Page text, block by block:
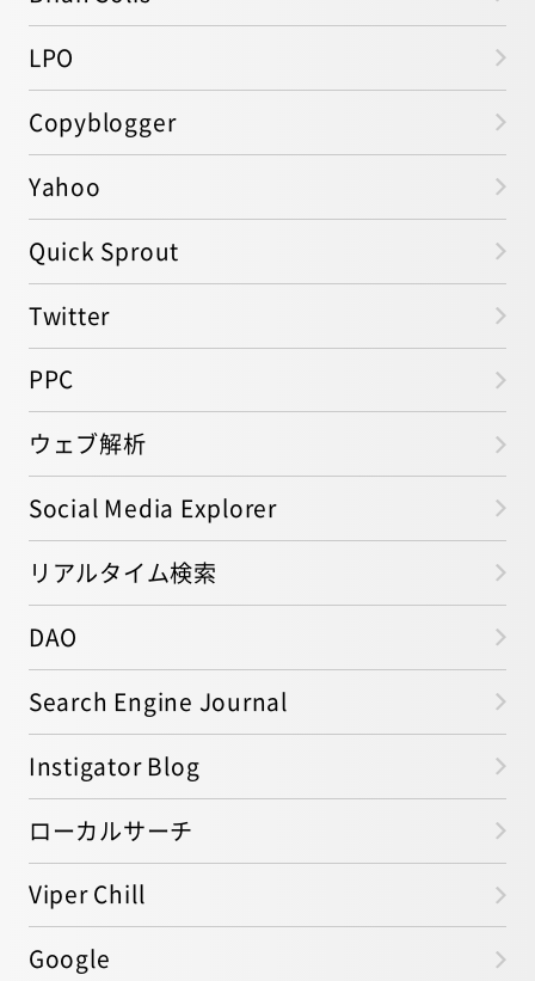
LPO
Copyblogger
Yahoo
Quick Sprout
Twitter
PPC
ウェブ解析
Social Media Explorer
リアルタイム検索
DAO
Search Engine Journal
Instigator Blog
ローカルサーチ
Viper Chill
Google